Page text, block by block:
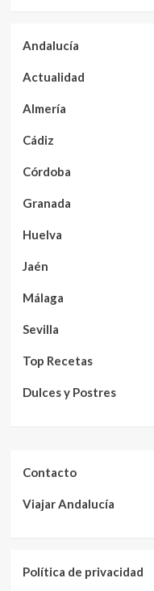
Andalucía
Actualidad
Almería
Cádiz
Córdoba
Granada
Huelva
Jaén
Málaga
Sevilla
Top Recetas
Dulces y Postres
Contacto
Viajar Andalucía
Política de privacidad